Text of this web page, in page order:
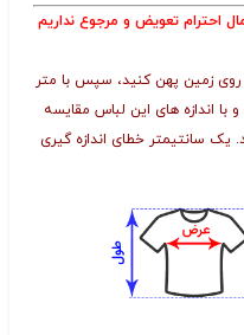
احترام تعویض و مرجوع نداریم
روی زمین پهن کنید، سپس با متر
اندازه های این لباس مقایسه
یک سانتیمتر خطای اندازه گیری